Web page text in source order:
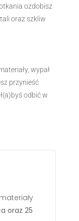
ozdobisz
oraz szkliw
wypał
przynieść
odbić w
i wypał.
oraz 25 czerwca o